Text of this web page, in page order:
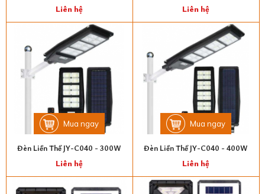
Liên hệ Liên hệ
Mua ngay
Đèn Liền Thể JY-C040 - 300W
Liên hệ
Mua ngay
Đèn Liền Thể JY-C040 - 400W
Liên hệ